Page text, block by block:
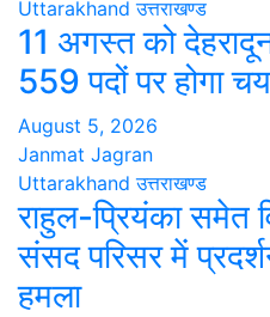
Uttarakhand उत्तराखण्ड
11 अगस्त को
559 पदों पर होगा
August 5, 2026
Janmat Jagran
Uttarakhand उत्तराखण्ड
राहुल-प्रियंका समेत
संसद परिसर में
हमला